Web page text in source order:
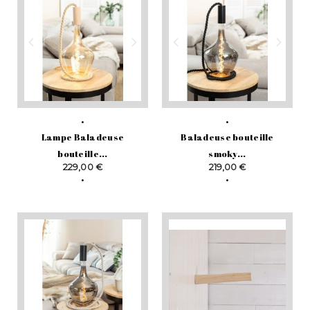
Lampe Baladeuse
bouteille...
Prix
229,00 €
Baladeuse bouteille
smoky...
Prix
219,00 €